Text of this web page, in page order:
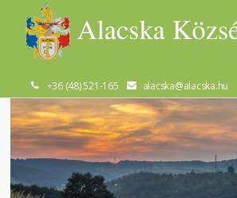
+36 (48) 521-165 alacska@alacska.hu